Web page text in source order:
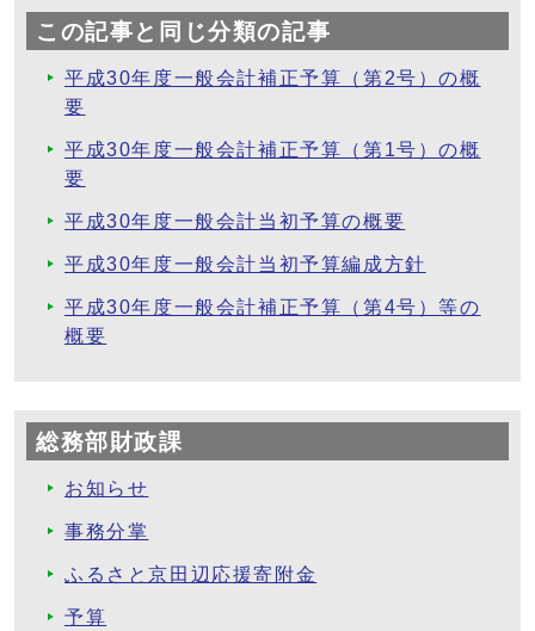
この記事と同じ分類の記事
平成30年度一般会計補正予算（第2号）の概
要
平成30年度一般会計補正予算（第1号）の概
要
平成30年度一般会計当初予算の概要
平成30年度一般会計当初予算編成方針
平成30年度一般会計補正予算（第4号）等の
概要
総務部財政課
お知らせ
事務分掌
ふるさと京田辺応援寄附金
予算